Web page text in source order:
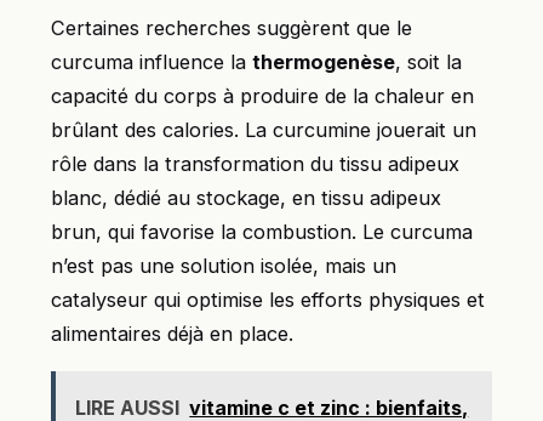
Certaines recherches suggèrent que le
curcuma influence la thermogenèse, soit la
capacité du corps à produire de la chaleur en
brûlant des calories. La curcumine jouerait un
rôle dans la transformation du tissu adipeux
blanc, dédié au stockage, en tissu adipeux
brun, qui favorise la combustion. Le curcuma
n’est pas une solution isolée, mais un
catalyseur qui optimise les efforts physiques et
alimentaires déjà en place.
LIRE AUSSI vitamine c et zinc : bienfaits,